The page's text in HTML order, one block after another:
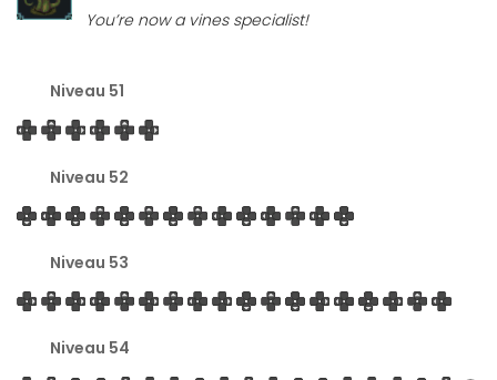
You’re now a vines specialist!
Niveau 51
Niveau 52
Niveau 53
Niveau 54